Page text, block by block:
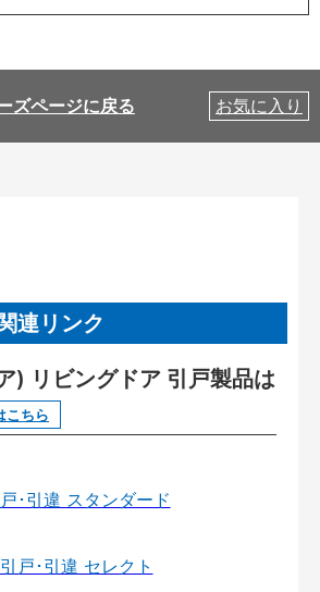
ズページに戻る お気に入り
連リンク
) リビングドア 引戸製品は
こちら
･引違 スタンダード
引戸･引違 セレクト